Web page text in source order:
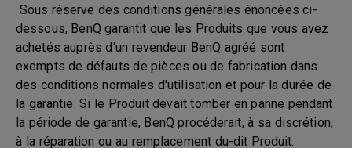
Sous réserve des conditions générales énoncées ci-
dessous, BenQ garantit que les Produits que vous avez
achetés auprès d'un revendeur BenQ agréé sont
exempts de défauts de pièces ou de fabrication dans
des conditions normales d'utilisation et pour la durée de
la garantie. Si le Produit devait tomber en panne pendant
la période de garantie, BenQ procéderait, à sa discrétion,
à la réparation ou au remplacement du-dit Produit.